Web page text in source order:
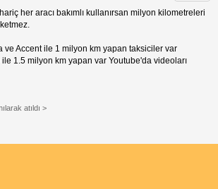
her aracı bakımlı kullanırsan milyon kilometreleri
ve Accent ile 1 milyon km yapan taksiciler var
1.5 milyon km yapan var Youtube'da videoları
atıldı >